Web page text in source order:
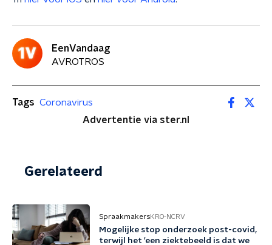
EenVandaag
AVROTROS
Tags Coronavirus
Advertentie via ster.nl
Gerelateerd
SpraakmakersKRO-NCRV
Mogelijke stop onderzoek post-covid,
terwijl het 'een ziektebeeld is dat we